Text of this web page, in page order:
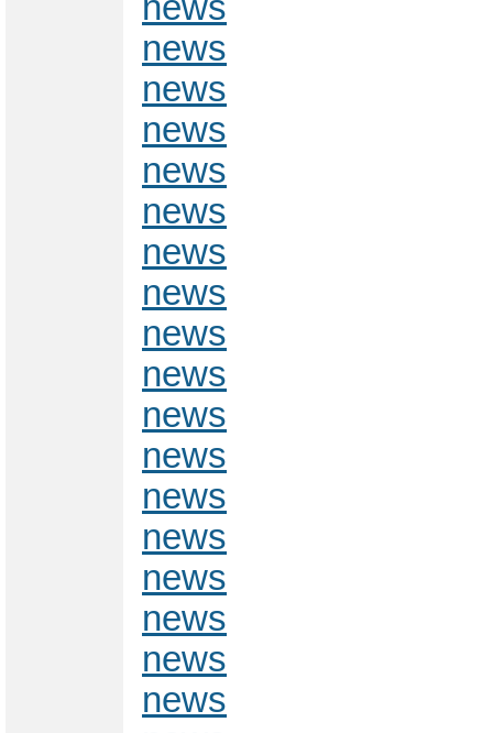
news
news
news
news
news
news
news
news
news
news
news
news
news
news
news
news
news